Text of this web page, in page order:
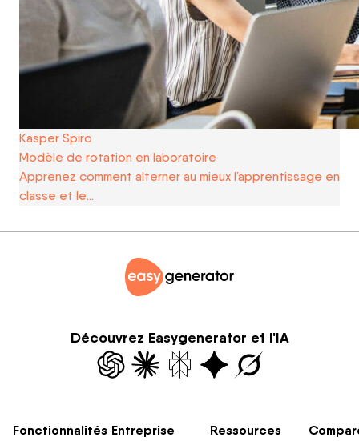
Kasper Spiro
Modèle de rotation en laboratoire
Apprenez comment alterner au mieux l’apprentissage en
classe et le…
Découvrez Easygenerator et l'IA
Fonctionnalités Entreprise Ressources